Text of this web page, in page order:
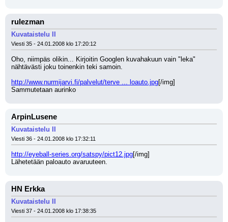
rulezman
Kuvataistelu II
Viesti 35 - 24.01.2008 klo 17:20:12
Oho, niimpäs olikin... Kirjoitin Googlen kuvahakuun vain "leka"
nähtävästi joku toinenkin teki samoin.
http://www.nurmijarvi.fi/palvelut/terve ... loauto.jpg[/img]
Sammutetaan aurinko
ArpinLusene
Kuvataistelu II
Viesti 36 - 24.01.2008 klo 17:32:11
http://eyeball-series.org/satspy/pict12.jpg[/img]
Lähetetään paloauto avaruuteen.
HN Erkka
Kuvataistelu II
Viesti 37 - 24.01.2008 klo 17:38:35